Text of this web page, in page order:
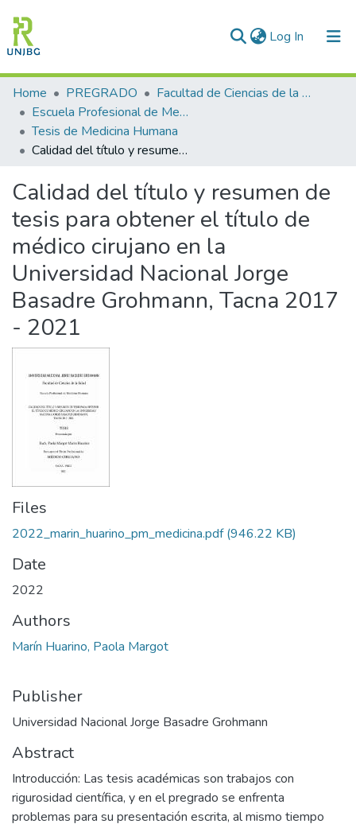
Log In (current)
Communities & Collections
All of DSpace
Statistics
Enviar tesis
Home PREGRADO
Facultad de Ciencias de la Salud
Escuela Profesional de Medicina Humana
Tesis de Medicina Humana
Calidad del título y resumen de tesis para obtener el título de médico cirujano en la Universidad Nacional Jorge Basadre Grohmann, Tacna 2017 - 2021
Calidad del título y resumen de
tesis para obtener el título de
médico cirujano en la
Universidad Nacional Jorge
Basadre Grohmann, Tacna 2017
- 2021
Files
2022_marin_huarino_pm_medicina.pdf(946.22 KB)
Date
2022
Authors
Marín Huarino, Paola Margot
Publisher
Universidad Nacional Jorge Basadre Grohmann
Abstract
Introducción: Las tesis académicas son trabajos con
rigurosidad científica, y en el pregrado se enfrenta
problemas para su presentación escrita, al mismo tiempo